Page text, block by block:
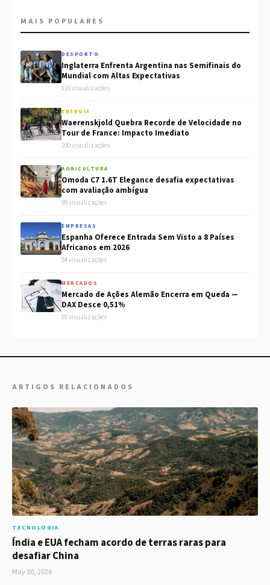
MAIS POPULARES
DESPORTO
Inglaterra Enfrenta Argentina nas Semifinais do
Mundial com Altas Expectativas
116 visualizações
ENERGIA
Waerenskjold Quebra Recorde de Velocidade no
Tour de France: Impacto Imediato
100 visualizações
AGRICULTURA
Omoda C7 1.6T Elegance desafia expectativas
com avaliação ambígua
99 visualizações
EMPRESAS
Espanha Oferece Entrada Sem Visto a 8 Países
Africanos em 2026
94 visualizações
MERCADOS
Mercado de Ações Alemão Encerra em Queda —
DAX Desce 0,51%
88 visualizações
ARTIGOS RELACIONADOS
TECNOLOGIA
Índia e EUA fecham acordo de terras raras para
desafiar China
May 30, 2026